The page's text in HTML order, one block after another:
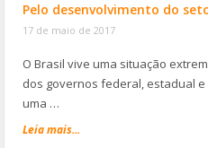
Pelo desenvolvimento do
17 de maio de 2017
O Brasil vive uma situação
dos governos federal, estadual
uma …
Leia mais...